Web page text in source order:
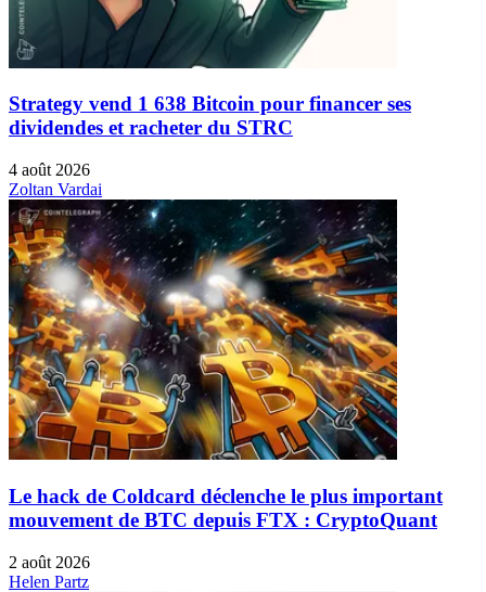
Strategy vend 1 638 Bitcoin pour financer ses
dividendes et racheter du STRC
4 août 2026
Zoltan Vardai
Le hack de Coldcard déclenche le plus important
mouvement de BTC depuis FTX : CryptoQuant
2 août 2026
Helen Partz